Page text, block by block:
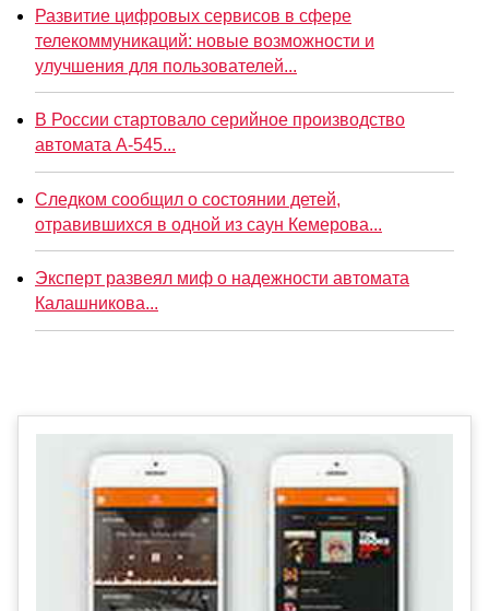
Развитие цифровых сервисов в сфере
телекоммуникаций: новые возможности и
улучшения для пользователей...
В России стартовало серийное производство
автомата А-545...
Следком сообщил о состоянии детей,
отравившихся в одной из саун Кемерова...
Эксперт развеял миф о надежности автомата
Калашникова...